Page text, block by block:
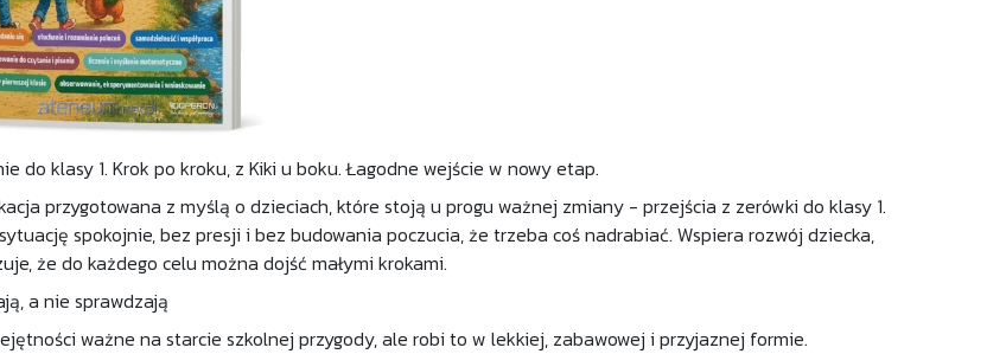
do klasy 1. Krok po kroku, z Kiki u boku. Łagodne wejście w nowy etap.
przygotowana z myślą o dzieciach, które stoją u progu ważnej zmiany - przejścia z zerówki do klasy 1.
spokojnie, bez presji i bez budowania poczucia, że trzeba coś nadrabiać. Wspiera rozwój dziecka,
że do każdego celu można dojść małymi krokami.
a nie sprawdzają
ważne na starcie szkolnej przygody, ale robi to w lekkiej, zabawowej i przyjaznej formie.